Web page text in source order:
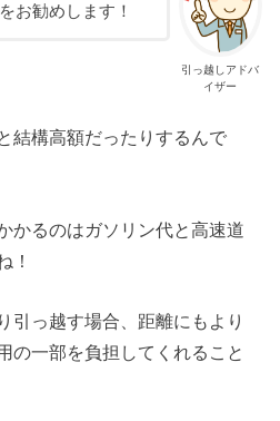
引っ越しアドバ
イザー
お勧めします！
結構高額だったりするんで
かるのはガソリン代と高速道
！
引っ越す場合、距離にもより
の一部を負担してくれること